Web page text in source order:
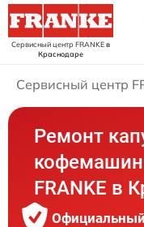
Сервисный центр FRANKEв
Краснодаре
Сервисный центр
Ремонт
FRANKE в